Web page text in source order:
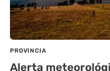
PROVINCIA
Alerta